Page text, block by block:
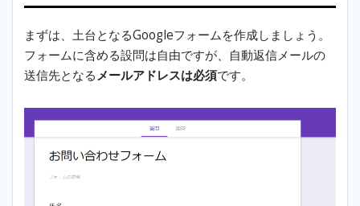
まずは、土台となるGoogleフォームを作成しましょう。
フォームに含める設問は自由ですが、自動返信メールの
送信先となるメールアドレスは必須です。